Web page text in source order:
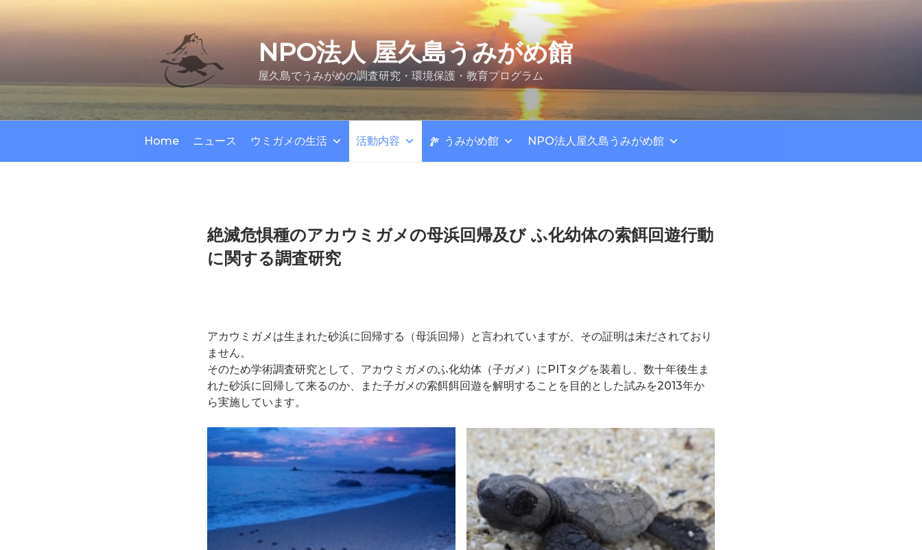
へ
キ
NPO法人 屋久島うみがめ館
屋久島でうみがめの調査研究・環境保護・教育プログラム
Home ニュース ウミガメの生活 活動内容 うみがめ館 NPO法人屋久島うみがめ館
絶滅危惧種のアカウミガメの母浜回帰及び ふ化幼体の索餌回遊行動
に関する調査研究
アカウミガメは生まれた砂浜に回帰する（母浜回帰）と言われていますが、その証明は未だされており
ません。
そのため学術調査研究として、アカウミガメのふ化幼体（子ガメ）にPITタグを装着し、数十年後生ま
れた砂浜に回帰して来るのか、また子ガメの索餌餌回遊を解明することを目的とした試みを2013年か
ら実施しています。